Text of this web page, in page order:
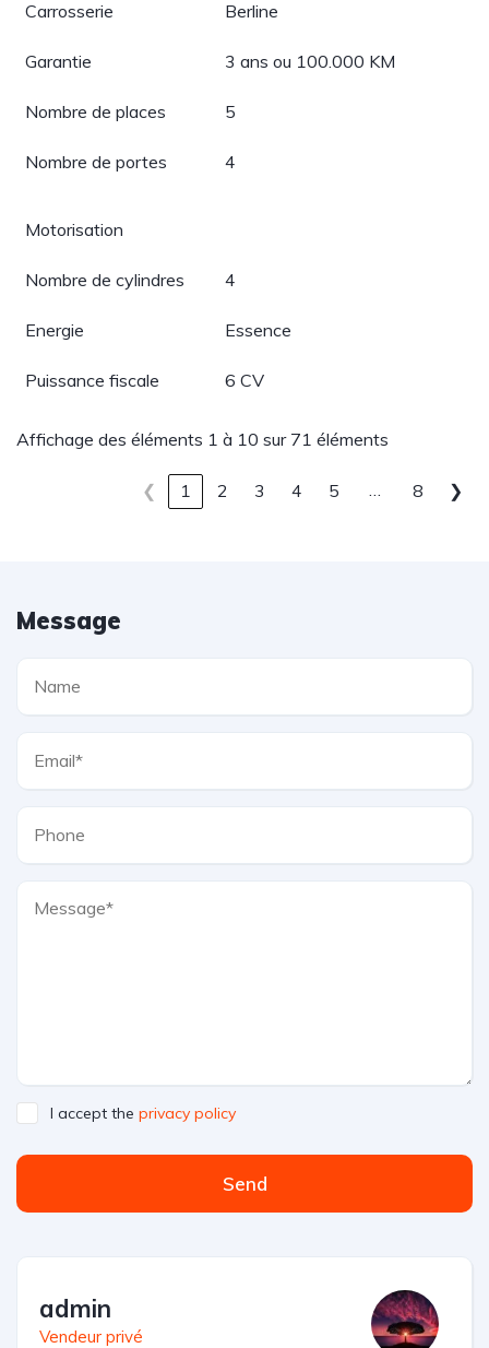
Carrosserie Berline
Garantie 3 ans ou 100.000 KM
Nombre de places 5
Nombre de portes 4
Motorisation
Nombre de cylindres 4
Energie Essence
Puissance fiscale 6 CV
Affichage des éléments 1 à 10 sur 71 éléments
❮ 1 2 3 4 5 … 8 ❯
Message
I accept the privacy policy
Send
admin
Vendeur privé